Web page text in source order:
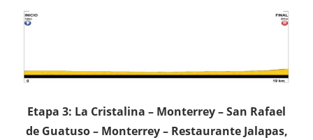
Etapa 3: La Cristalina – Monterrey – San Rafael
de Guatuso – Monterrey – Restaurante Jalapas,